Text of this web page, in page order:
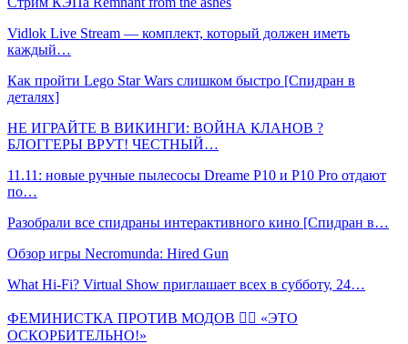
Vidlok Live Stream — комплект, который должен иметь
каждый…
Как пройти Lego Star Wars слишком быстро [Спидран в
деталях]
НЕ ИГРАЙТЕ В ВИКИНГИ: ВОЙНА КЛАНОВ ?
БЛОГГЕРЫ ВРУТ! ЧЕСТНЫЙ…
11.11: новые ручные пылесосы Dreame P10 и P10 Pro отдают
по…
Разобрали все спидраны интерактивного кино [Спидран в…
Обзор игры Necromunda: Hired Gun
What Hi-Fi? Virtual Show приглашает всех в субботу, 24…
ФЕМИНИСТКА ПРОТИВ МОДОВ 🤦‍♀️ «ЭТО
ОСКОРБИТЕЛЬНО!»